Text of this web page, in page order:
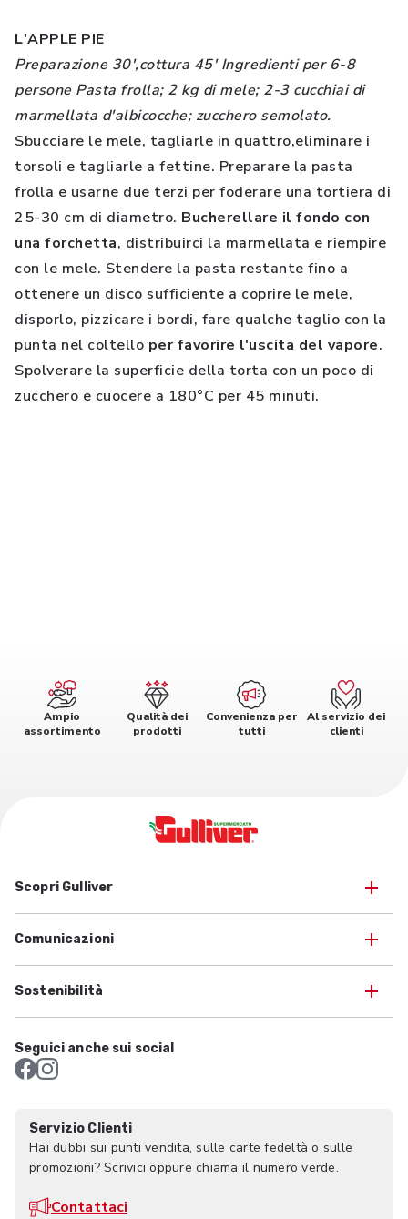
L'APPLE PIE
Preparazione 30',cottura 45' Ingredienti per 6-8
persone Pasta frolla; 2 kg di mele; 2-3 cucchiai di
marmellata d'albicocche; zucchero semolato.
Sbucciare le mele, tagliarle in quattro,eliminare i
torsoli e tagliarle a fettine. Preparare la pasta
frolla e usarne due terzi per foderare una tortiera di
25-30 cm di diametro. Bucherellare il fondo con
una forchetta, distribuirci la marmellata e riempire
con le mele. Stendere la pasta restante fino a
ottenere un disco sufficiente a coprire le mele,
disporlo, pizzicare i bordi, fare qualche taglio con la
punta nel coltello per favorire l'uscita del vapore.
Spolverare la superficie della torta con un poco di
zucchero e cuocere a 180°C per 45 minuti.
Ampio
assortimento
Qualità dei
prodotti
Convenienza per
tutti
Al servizio dei
clienti
Scopri Gulliver
Comunicazioni
Sostenibilità
Seguici anche sui social
Servizio Clienti
Hai dubbi sui punti vendita, sulle carte fedeltà o sulle
promozioni? Scrivici oppure chiama il numero verde.
Contattaci